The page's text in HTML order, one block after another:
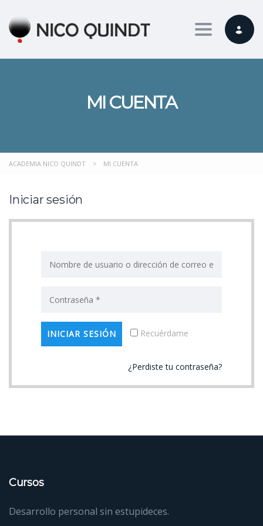
Toggle
MI CUENTA
ACADEMIA NICO QUINDT > MI CUENTA
Iniciar sesión
Recuérdame
¿Perdiste tu contraseña?
Cursos
Desarrollo personal sin estupideces.